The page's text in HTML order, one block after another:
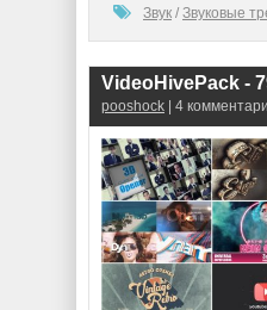
Звук / Звуковые
pooshock | 4